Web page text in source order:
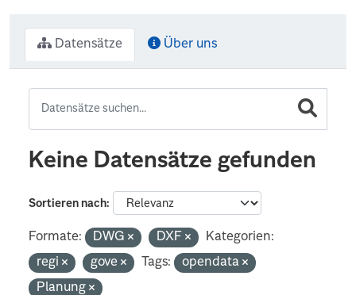
Datensätze Über uns
Keine Datensätze gefunden
Sortieren nach
Formate: DWG DXF
Kategorien:
regi
gove Tags:
opendata
Planung